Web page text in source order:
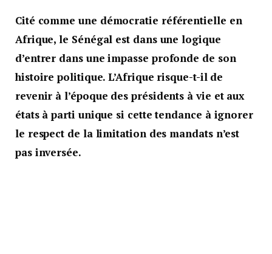
Cité comme une démocratie référentielle en
Afrique, le Sénégal est dans une logique
d’entrer dans une impasse profonde de son
histoire politique. L’Afrique risque-t-il de
revenir à l’époque des présidents à vie et aux
états à parti unique si cette tendance à ignorer
le respect de la limitation des mandats n’est
pas inversée.